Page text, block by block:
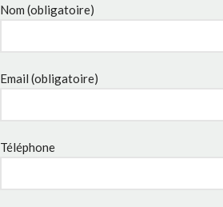
Nom (obligatoire)
Email (obligatoire)
Téléphone